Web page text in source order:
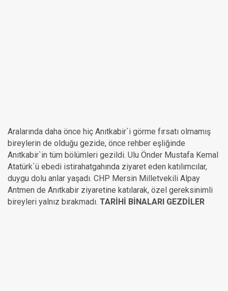
Aralarında daha önce hiç Anıtkabir`i görme fırsatı olmamış
bireylerin de olduğu gezide, önce rehber eşliğinde
Anıtkabir`in tüm bölümleri gezildi. Ulu Önder Mustafa Kemal
Atatürk`ü ebedi istirahatgahında ziyaret eden katılımcılar,
duygu dolu anlar yaşadı. CHP Mersin Milletvekili Alpay
Antmen de Anıtkabir ziyaretine katılarak, özel gereksinimli
bireyleri yalnız bırakmadı. TARİHİ BİNALARI GEZDİLER